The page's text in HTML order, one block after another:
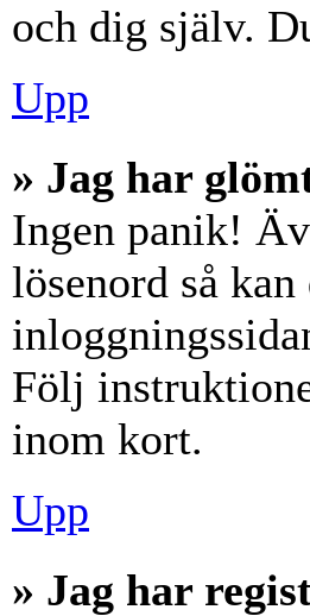
och dig själv.
Upp
» Jag har
Ingen panik!
lösenord så
Följ
inom kort.
Upp
» Jag har